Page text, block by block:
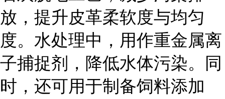
放，提升皮革柔软度与均匀
度。水处理中，用作重金属离
子捕捉剂，降低水体污染。同
时，还可用于制备饲料添加